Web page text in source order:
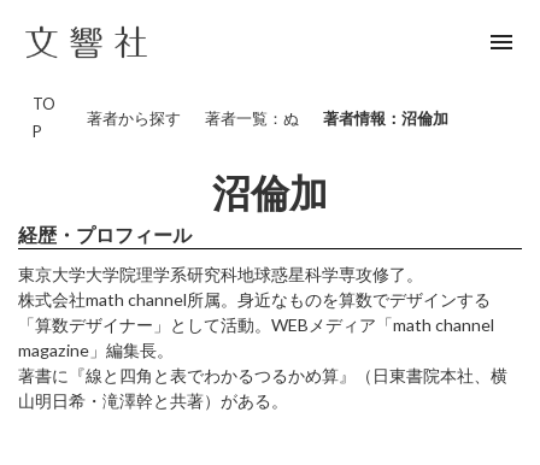
menu
TO
P
著者から探す 著者一覧：ぬ 著者情報：沼倫加
沼倫加
経歴・プロフィール
東京大学大学院理学系研究科地球惑星科学専攻修了。
株式会社math channel所属。身近なものを算数でデザインする
「算数デザイナー」として活動。WEBメディア「math channel
magazine」編集長。
著書に『線と四角と表でわかるつるかめ算』（日東書院本社、横
山明日希・滝澤幹と共著）がある。